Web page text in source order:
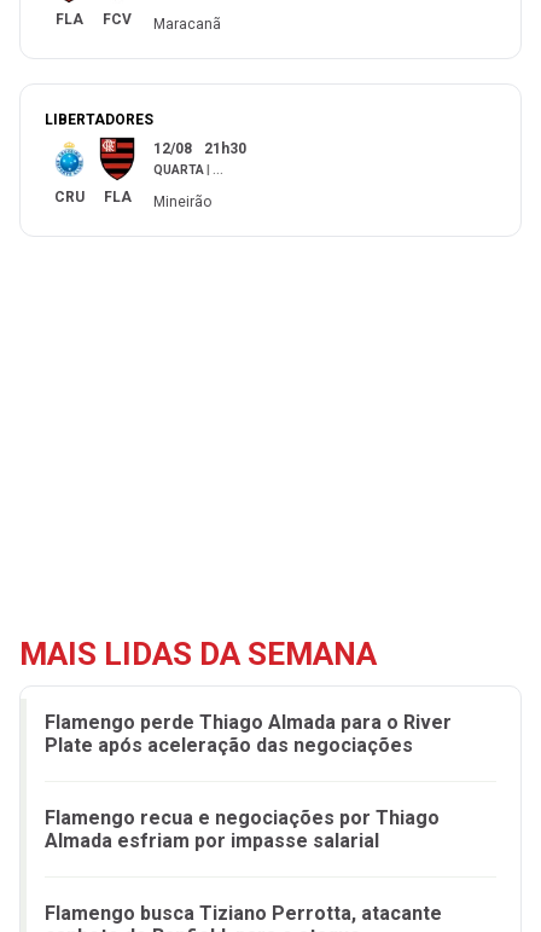
FLA FCV Maracanã
LIBERTADORES
CRU FLA
12/08 21h30
QUARTA
Mineirão
MAIS LIDAS DA SEMANA
Flamengo perde Thiago Almada para o River
Plate após aceleração das negociações
Flamengo recua e negociações por Thiago
Almada esfriam por impasse salarial
Flamengo busca Tiziano Perrotta, atacante